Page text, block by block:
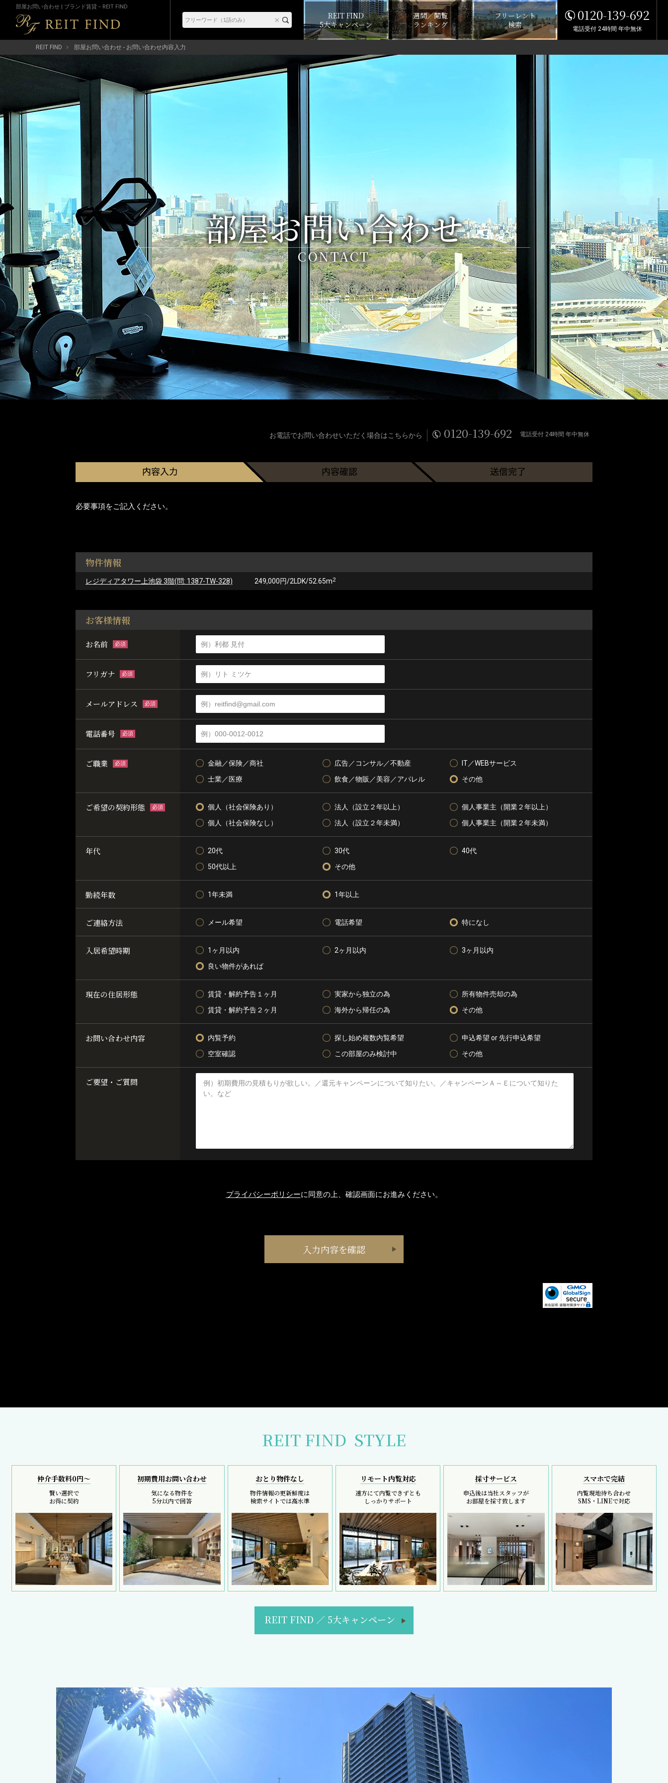
部屋お問い合わせ | ブランド賃貸－REIT FIND
REIT FIND
5大キャンペーン
週間／閲覧
ランキング
フリーレント
検索
0120-139-692
電話受付 24時間 年中無休
REIT FIND 部屋お問い合わせ - お問い合わせ内容入力
部屋お問い合わせ
CONTACT
お電話でお問い合わせいただく場合はこちらから 0120-139-692 電話受付 24時間 年中無休
必要事項をご記入ください。
物件情報
レジディアタワー上池袋 3階(問: 1387-TW-328) 249,000円/2LDK/52.65m2
お客様情報
お名前 必須
フリガナ 必須
メールアドレス 必須
電話番号 必須
ご職業 必須 金融／保険／商社 広告／コンサル／不動産
IT／WEBサービス
士業／医療
飲食／物販／美容／アパレル その他
ご希望の契約形態 必須 個人（社会保険あり） 法人（設立２年以上）
個人事業主（開業２年以上）
個人（社会保険なし）
法人（設立２年未満） 個人事業主（開業２年未満）
年代 20代 30代
40代
50代以上
その他
勤続年数 1年未満 1年以上
ご連絡方法 メール希望 電話希望 特になし
入居希望時期 1ヶ月以内 2ヶ月以内
3ヶ月以内
良い物件があれば
現在の住居形態 賃貸・解約予告１ヶ月 実家から独立の為
所有物件売却の為
賃貸・解約予告２ヶ月
海外から帰任の為 その他
お問い合わせ内容 内覧予約 探し始め複数内覧希望
申込希望 or 先行申込希望
空室確認
この部屋のみ検討中 その他
ご要望・ご質問
プライバシーポリシーに同意の上、確認画面にお進みください。
REIT FIND STYLE
仲介手数料0円～
賢い選択で
お得に契約
初期費用お問い合わせ
気になる物件を
5分以内で回答
おとり物件なし
物件情報の更新鮮度は
検索サイトでは高水準
リモート内覧対応
遠方にて内覧できずとも
しっかりサポート
採寸サービス
申込後は当社スタッフが
お部屋を採寸致します
スマホで完結
内覧現地待ち合わせ
SMS・LINEで対応
REIT FIND ／ 5大キャンペーン